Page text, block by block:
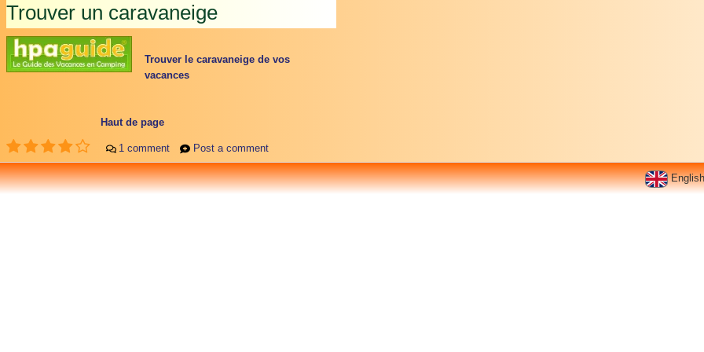
Trouver un caravaneige
Trouver le caravaneige de vos
vacances
Haut de page
1 comment Post a comment